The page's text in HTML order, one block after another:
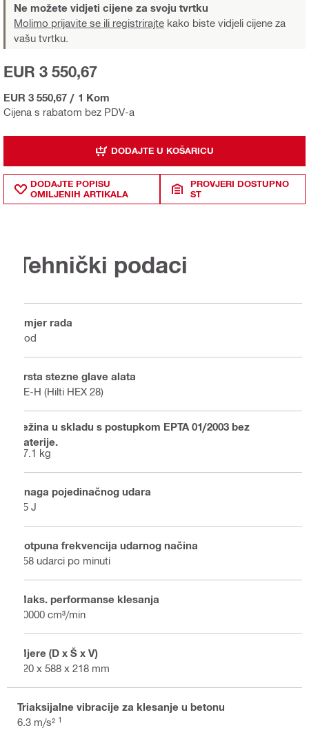
Ne možete vidjeti cijene za svoju tvrtku
Molimo prijavite se ili registrirajte kako biste vidjeli cijene za
vašu tvrtku.
Cijena s rabatom bez PDV-a
EUR 3 550,67
EUR 3 550,67 / 1 Kom
DODAJTE U KOŠARICU
DODAJTE POPISU
OMILJENIH ARTIKALA
PROVJERI DOSTUPNO
ST
Tehnički podaci
Smjer rada
Pod
Vrsta stezne glave alata
TE-H (Hilti HEX 28)
Težina u skladu s postupkom EPTA 01/2003 bez
baterije.
27.1 kg
Snaga pojedinačnog udara
85 J
Potpuna frekvencija udarnog načina
858 udarci po minuti
Maks. performanse klesanja
60000 cm³/min
Mjere (D x Š x V)
820 x 588 x 218 mm
Triaksijalne vibracije za klesanje u betonu
6.3 m/s² 1